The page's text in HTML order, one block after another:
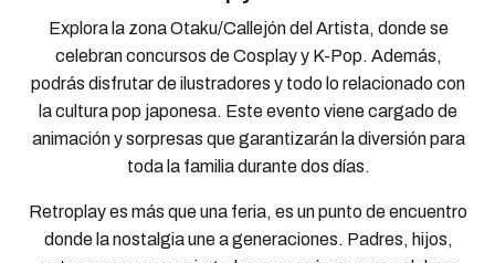
Explora la zona Otaku/Callejón del Artista, donde se
celebran concursos de Cosplay y K-Pop. Además,
podrás disfrutar de ilustradores y todo lo relacionado con
la cultura pop japonesa. Este evento viene cargado de
animación y sorpresas que garantizarán la diversión para
toda la familia durante dos días.
Retroplay es más que una feria, es un punto de encuentro
donde la nostalgia une a generaciones. Padres, hijos,